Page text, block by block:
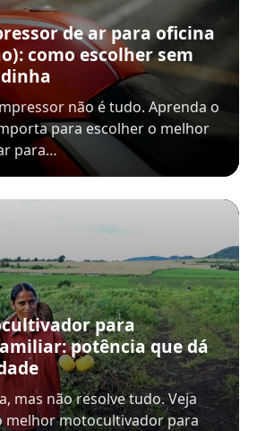
de ar para oficina
como escolher sem
não é tudo. Aprenda o
para escolher o melhor
para…
para
potência que dá
mas não resolve tudo. Veja
melhor motocultivador para